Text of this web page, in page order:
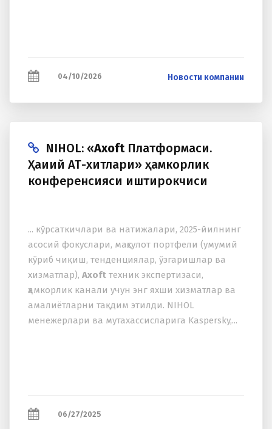
04/10/2026 Новости компании
NIHOL: «AxoftПлатформаси.
Ҳақиқий АТ-хитлари» ҳамкорлик
конференсияси иштирокчиси
... кўрсаткичлари ва натижалари, 2025-йилнинг
асосий фокуслари, маҳсулот портфели (умумий
кўриб чиқиш, тенденциялар, ўзгаришлар ва
xизматлар), Axoft теxник экспертизаси,
ҳамкорлик канали учун энг яxши xизматлар ва
амалиётларни тақдим этилди. NIHOL
менежерлари ва мутаxассисларига Kaspersky,...
06/27/2025